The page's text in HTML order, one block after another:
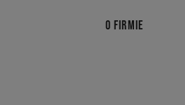
O FIRMIE